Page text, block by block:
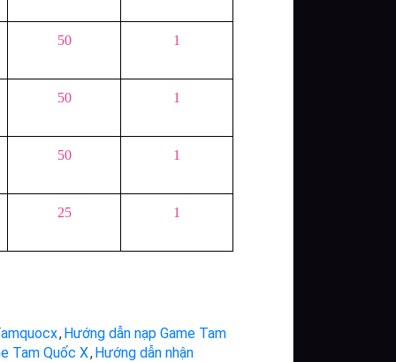
50 1
50 1
50 1
25 1
,Hướng dẫn nạp Game Tam
Tam Quốc X,Hướng dẫn nhận